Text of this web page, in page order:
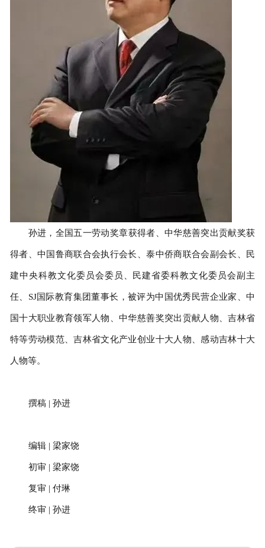
孙进，全国五一劳动奖章获得者、中华慈善突出贡献奖获
得者、中国鲁商联合会执行会长、泰中侨商联合会副会长、民
建中央科教文化委员会委员、民建省委科教文化委员会副主
任、SJ国际教育集团董事长，被评为中国优秀民营企业家、中
国十大职业教育领军人物、中华慈善奖突出贡献人物、吉林省
特等劳动模范、吉林省文化产业创业十大人物、感动吉林十大
人物等。
撰稿 | 孙进
编辑 | 梁家饶
初审 | 梁家饶
复审 | 付琳
终审 | 孙进